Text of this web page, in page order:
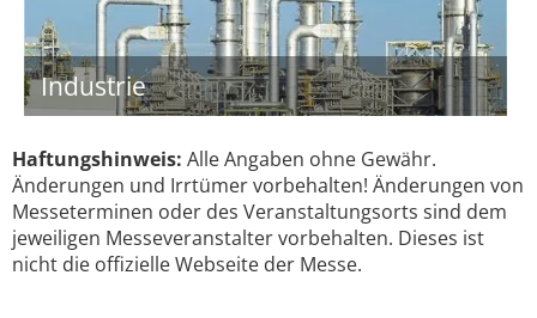
Industrie
Haftungshinweis: Alle Angaben ohne Gewähr.
Änderungen und Irrtümer vorbehalten! Änderungen von
Messeterminen oder des Veranstaltungsorts sind dem
jeweiligen Messeveranstalter vorbehalten. Dieses ist
nicht die offizielle Webseite der Messe.